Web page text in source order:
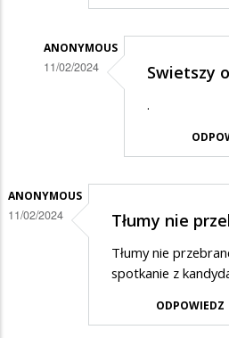
ANONYMOUS
11/02/2024
odpowiedzi
na
większy
Swietszy
.
ANONYMOUS
11/02/2024 Tłumy nie
Tłumy nie
spotkanie z
ODPOWIEDZ